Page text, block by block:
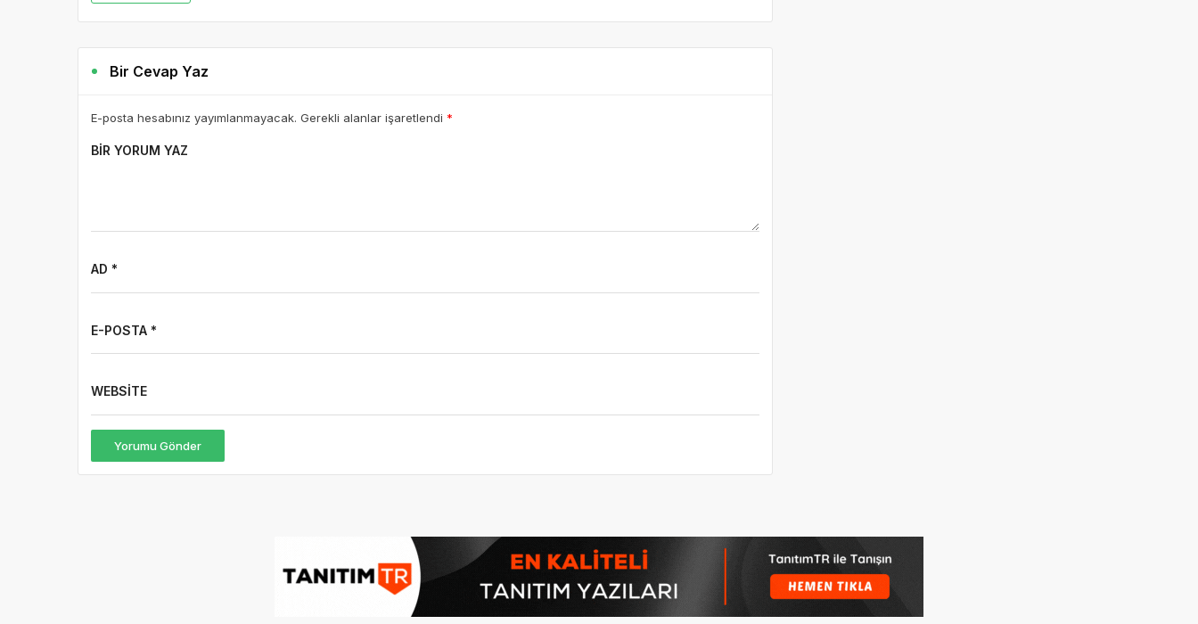
Bir Cevap Yaz
E-posta hesabınız yayımlanmayacak. Gerekli alanlar işaretlendi *
BIR YORUM YAZ
AD *
E-POSTA *
WEBSITE
Yorumu Gönder